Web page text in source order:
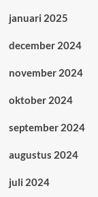
januari 2025
december 2024
november 2024
oktober 2024
september 2024
augustus 2024
juli 2024